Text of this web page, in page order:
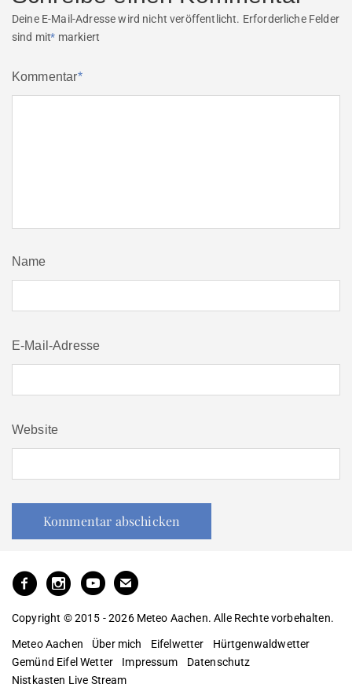
Deine E-Mail-Adresse wird nicht veröffentlicht. Erforderliche Felder
sind mit* markiert
Kommentar*
Name
E-Mail-Adresse
Website
Copyright © 2015 - 2026 Meteo Aachen. Alle Rechte vorbehalten.
Meteo Aachen Über mich Eifelwetter
Hürtgenwaldwetter
Gemünd Eifel Wetter
Impressum
Datenschutz
Nistkasten Live Stream